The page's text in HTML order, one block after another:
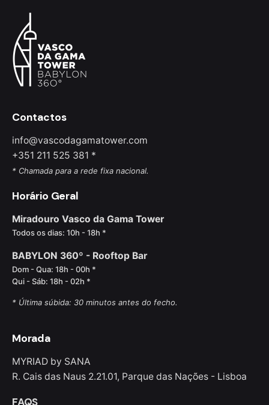
Contactos
info@vascodagamatower.com
+351 211 525 381 *
* Chamada para a rede fixa nacional.
Horário Geral
Miradouro Vasco da Gama Tower
Todos os dias: 10h - 18h *
BABYLON 360º - Rooftop Bar
Dom - Qua: 18h - 00h *
Qui - Sáb: 18h - 02h *
* Última súbida: 30 minutos antes do fecho.
Morada
MYRIAD by SANA
R. Cais das Naus 2.21.01, Parque das Nações - Lisboa
FAQS